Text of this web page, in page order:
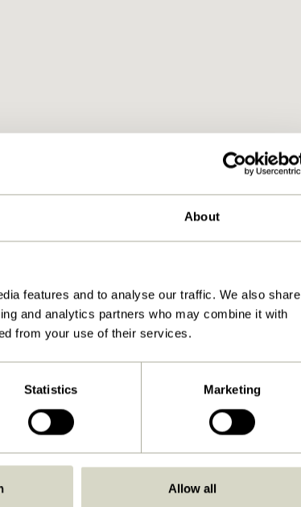
About
features and to analyse our traffic. We also share
and analytics partners who may combine it with
from your use of their services.
Statistics Marketing
Allow all